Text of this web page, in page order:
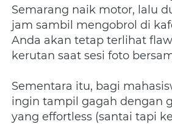
Semarang naik motor, lalu
jam sambil mengobrol di
Anda akan tetap terlihat
kerutan saat sesi foto
Sementara itu, bagi
ingin tampil gagah dengan
yang effortless (santai tapi